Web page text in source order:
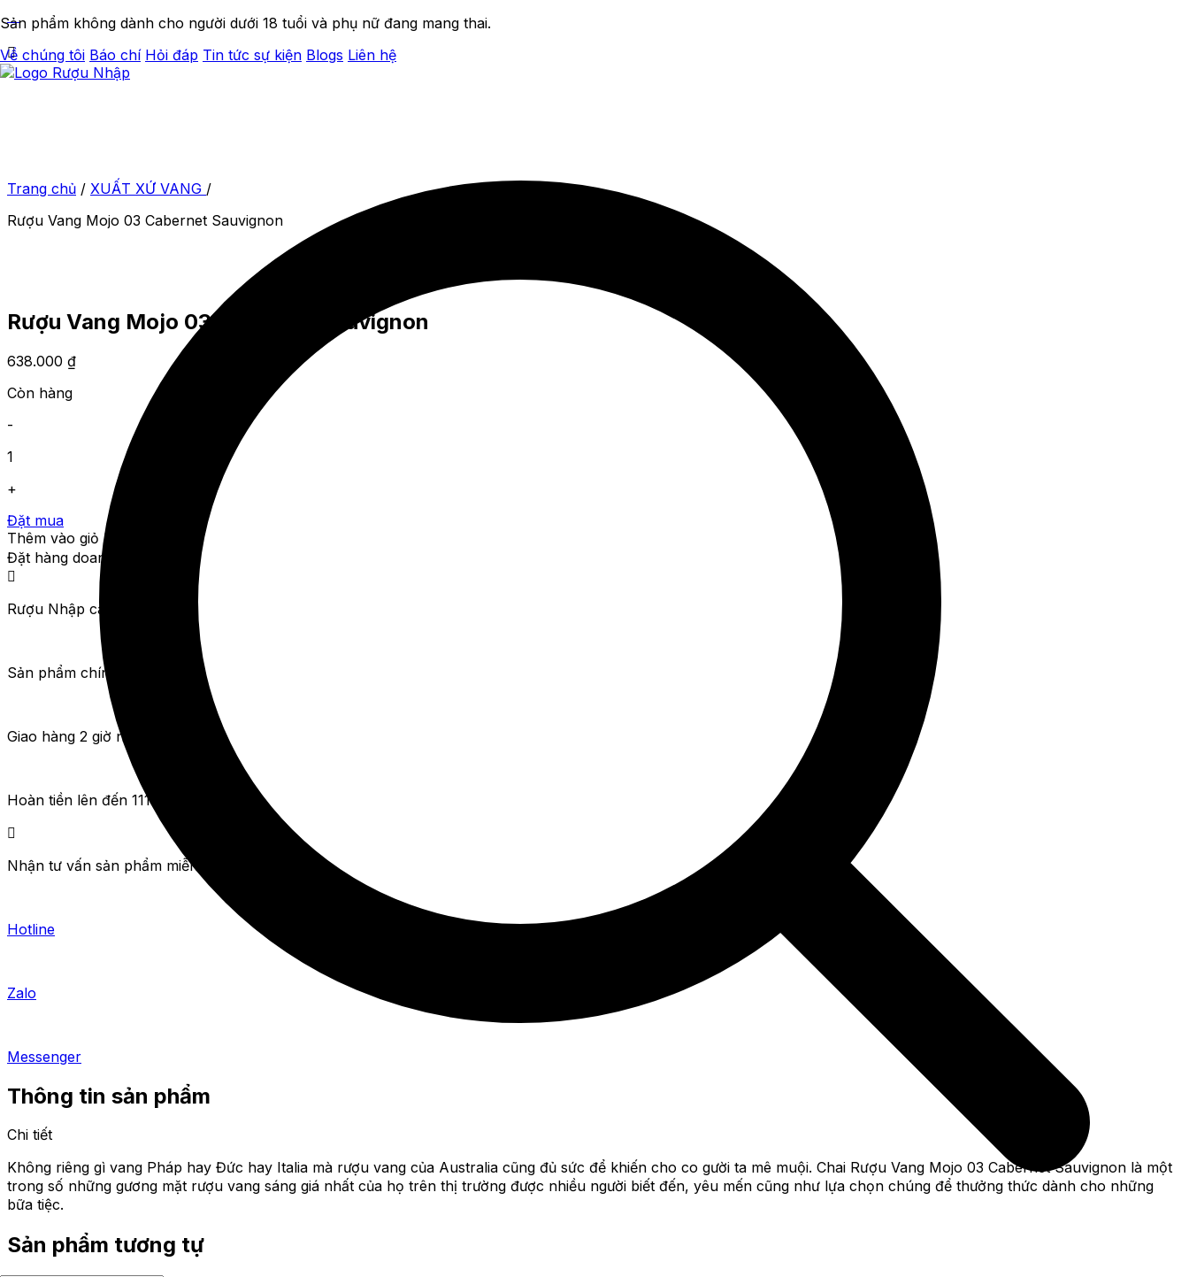
Sản phẩm không dành cho người dưới 18 tuổi và phụ nữ đang mang thai.
Về chúng tôi Báo chí Hỏi đáp Tin tức sự kiện Blogs Liên hệ
Trang chủ / XUẤT XỨ VANG /
Rượu Vang Mojo 03 Cabernet Sauvignon
Rượu Vang Mojo 03 Cabernet Sauvignon
638.000 ₫
Còn hàng
-
1
+
Đặt mua
Thêm vào giỏ hàng
Đặt hàng doanh nghiệp
Rượu Nhập cam kết
Sản phẩm chính hãng
Giao hàng 2 giờ nội thành
Hoàn tiền lên đến 111%
Nhận tư vấn sản phẩm miễn phí
Hotline
Zalo
Messenger
Thông tin sản phẩm
Chi tiết
Không riêng gì vang Pháp hay Đức hay Italia mà rượu vang của Australia cũng đủ sức để khiến cho co gười ta mê muội. Chai Rượu Vang Mojo 03 Cabernet Sauvignon là một
trong số những gương mặt rượu vang sáng giá nhất của họ trên thị trường được nhiều người biết đến, yêu mến cũng như lựa chọn chúng để thưởng thức dành cho những
bữa tiệc.
Sản phẩm tương tự